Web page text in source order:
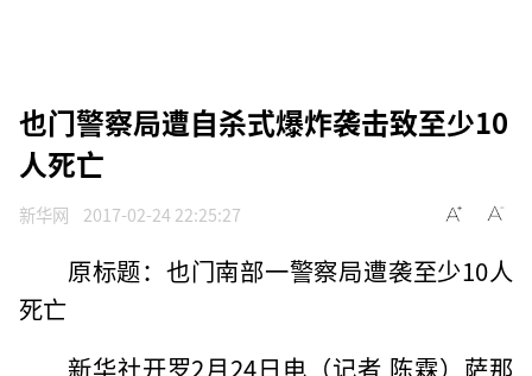
也门警察局遭自杀式爆炸袭击致至少10
人死亡
新华网 2017-02-24 22:25:27
原标题：也门南部一警察局遭袭至少10人
死亡
新华社开罗2月24日电（记者 陈霖）萨那